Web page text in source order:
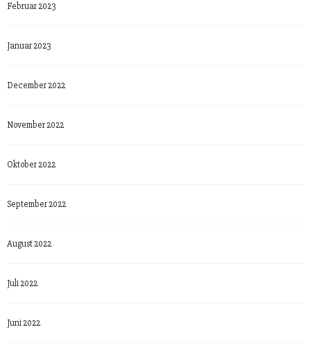
Februar 2023
Januar 2023
December 2022
November 2022
Oktober 2022
September 2022
August 2022
Juli 2022
Juni 2022